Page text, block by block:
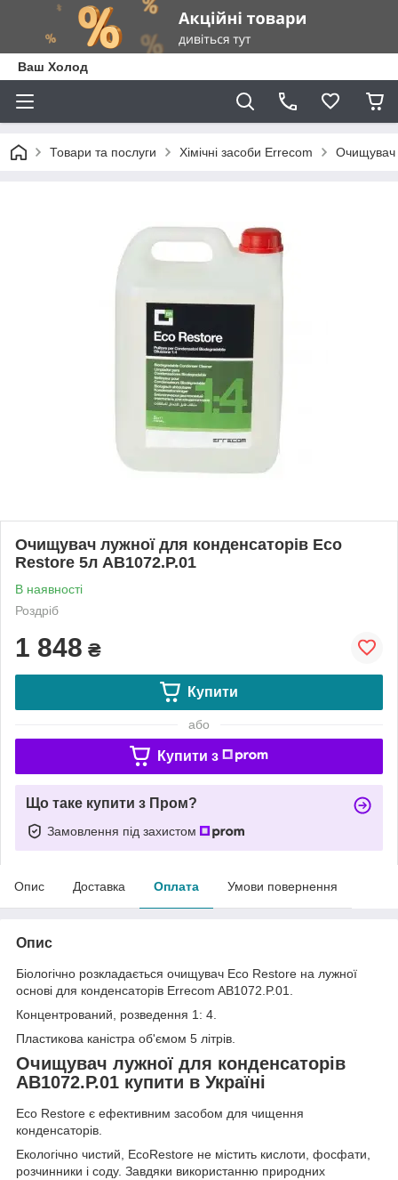
Ваш Холод
Товари та послуги Хімічні засоби Errecom Очищувач
Очищувач лужної для конденсаторів Eco
Restore 5л AB1072.P.01
В наявності
Роздріб
1 848 ₴
Купити
або
Купити з
Що таке купити з Пром?
Замовлення під захистом
Опис Доставка Оплата Умови повернення
Опис
Біологічно розкладається очищувач Eco Restore на лужної
основі для конденсаторів Errecom AB1072.P.01.
Концентрований, розведення 1: 4.
Пластикова каністра об'ємом 5 літрів.
Очищувач лужної для конденсаторів
AB1072.P.01 купити в Україні
Eco Restore є ефективним засобом для чищення
конденсаторів.
Екологічно чистий, EcoRestore не містить кислоти, фосфати,
розчинники і соду. Завдяки використанню природних